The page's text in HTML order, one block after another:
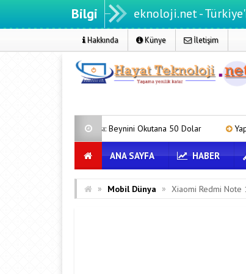
Bilgi
Hayatteknoloji.net - Türkiye'nin
Hakkında Künye İletişim
Beynini Okutana 50 Dolar Yapay zeka genç
ANA SAYFA HABER
» Mobil Dünya » Xiaomi Redmi Note